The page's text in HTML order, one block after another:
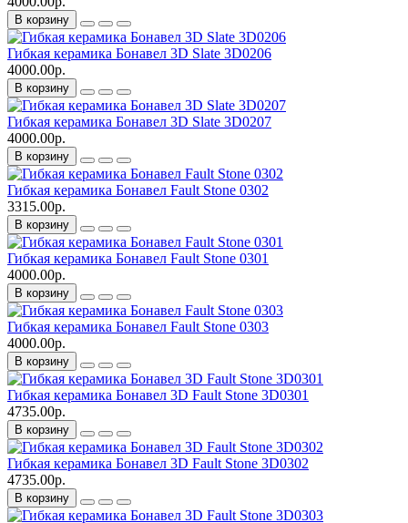
В корзину
Гибкая керамика Бонавел 3D Slate 3D0206
4000.00р.
В корзину
Гибкая керамика Бонавел 3D Slate 3D0207
4000.00р.
В корзину
Гибкая керамика Бонавел Fault Stone 0302
3315.00р.
В корзину
Гибкая керамика Бонавел Fault Stone 0301
4000.00р.
В корзину
Гибкая керамика Бонавел Fault Stone 0303
4000.00р.
В корзину
Гибкая керамика Бонавел 3D Fault Stone 3D0301
4735.00р.
В корзину
Гибкая керамика Бонавел 3D Fault Stone 3D0302
4735.00р.
В корзину